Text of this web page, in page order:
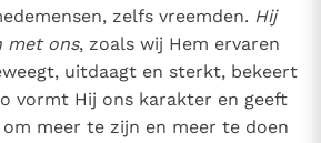
stelt heel veel belangrijke
van de Rooms
in het Nederlands beschikbaar
van donaties.
zelfs vreemden. Hij
met ons, zoals wij Hem ervaren
uitdaagt en sterkt, bekeert
vormt Hij ons karakter en geeft
om meer te zijn en meer te doen